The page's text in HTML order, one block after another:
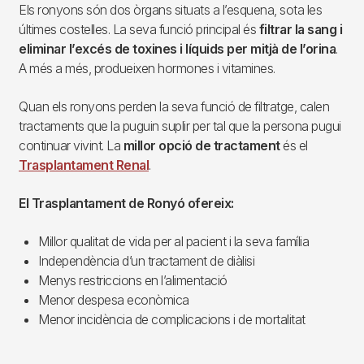
Els ronyons són dos òrgans situats a l’esquena, sota les
últimes costelles. La seva funció principal és filtrar la sang i
eliminar l’excés de toxines i líquids per mitjà de l’orina.
A més a més, produeixen hormones i vitamines.
Quan els ronyons perden la seva funció de filtratge, calen
tractaments que la puguin suplir per tal que la persona pugui
continuar vivint. La millor opció de tractamentés el
Trasplantament Renal.
El Trasplantament de Ronyó ofereix:
Millor qualitat de vida per al pacient i la seva família
Independència d’un tractament de diàlisi
Menys restriccions en l’alimentació
Menor despesa econòmica
Menor incidència de complicacions i de mortalitat